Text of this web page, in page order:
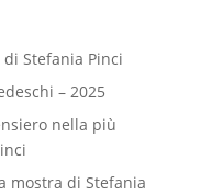
di Stefania Pinci
– 2025
nella più
mostra di Stefania